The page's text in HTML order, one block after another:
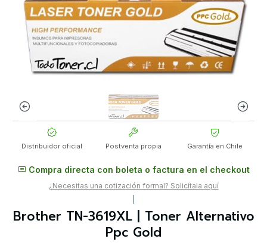
Distribuidor oficial Postventa propia Garantía en Chile
Compra directa con boleta o factura en el checkout
¿Necesitas una cotización formal? Solicítala aquí
Brother TN-3619XL | Toner Alternativo
Ppc Gold